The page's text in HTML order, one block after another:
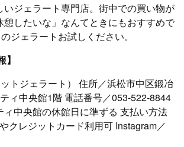
いジェラート専門店。街中での買い物が
憩したいな」なんてときにもおすすめで
ジェラートお試しください。
】
トジェラート） 住所／浜松市中区鍛冶
ィ中央館1階 電話番号／053-522-8844
ィ中央館の休館日に準ずる 支払い方法
クレジットカード利用可 Instagram／